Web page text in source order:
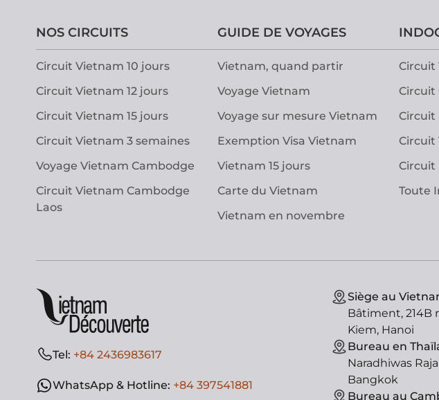
NOS CIRCUITS
Circuit Vietnam 10 jours
Circuit Vietnam 12 jours
Circuit Vietnam 15 jours
Circuit Vietnam 3 semaines
Voyage Vietnam Cambodge
Circuit Vietnam Cambodge
Laos
GUIDE DE VOYAGES
Vietnam, quand partir
Voyage Vietnam
Voyage sur mesure Vietnam
Exemption Visa Vietnam
Vietnam 15 jours
Carte du Vietnam
Vietnam en novembre
Circuit
Circuit
Circuit
Circuit
Circuit
Toute
Tel: +84 2436983617
WhatsApp & Hotline: +84 397541881
Siège au
Bâtiment, 214B
Kiem, Hanoi
Bureau en
Naradhiwas
Bangkok
Bureau au